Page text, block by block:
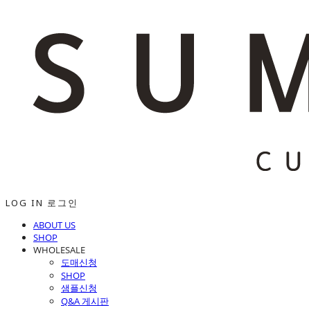
LOG IN 로그인
ABOUT US
SHOP
WHOLESALE
도매신청
SHOP
샘플신청
Q&A 게시판